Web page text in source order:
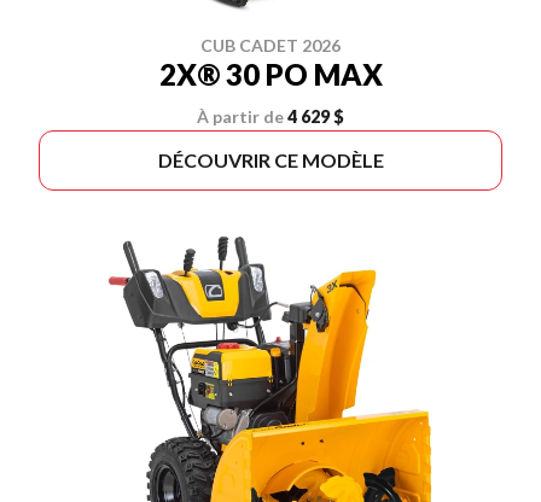
CUB CADET 2026
2X® 30 PO MAX
À partir de4 629 $
DÉCOUVRIR CE MODÈLE